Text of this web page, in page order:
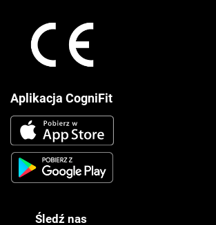
Aplikacja CogniFit
Śledź nas